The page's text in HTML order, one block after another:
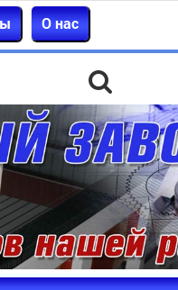
О нас